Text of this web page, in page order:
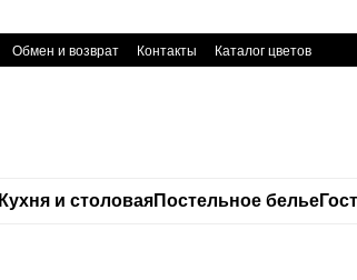
Обмен и возврат Контакты Каталог цветов
Кухня и столоваяПостельное белье